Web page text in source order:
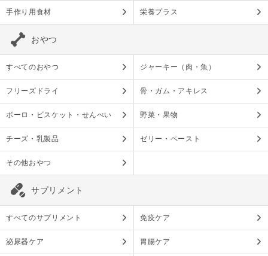
手作り用食材 栄養プラス
おやつ
すべてのおやつ ジャーキー（肉・魚）
フリーズドライ 骨・ガム・アキレス
ボーロ・ビスケット・せんべい 野菜・果物
チーズ・乳製品 ゼリー・ペースト
その他おやつ
サプリメント
すべてのサプリメント 免疫ケア
泌尿器ケア 胃腸ケア